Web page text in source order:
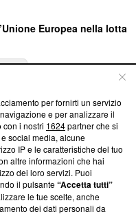
Europea nella lotta
su Blasting
come ci impegniamo a
la nostra aderenza a
News non è
ha richiesto di farne
una verifica di
per fornirti un servizio
e per analizzare il
con i nostri 1624partner che si
social media, alcune
IP e le caratteristiche del tuo
altre informazioni che hai
dei loro servizi. Puoi
il pulsante“Accetta tutti”
le tue scelte, anche
dei dati personali da